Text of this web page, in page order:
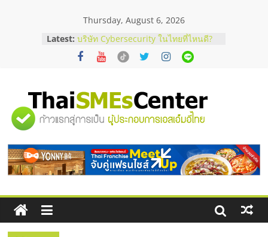
Thursday, August 6, 2026
Latest: บริษัท Cybersecurity ในไทยที่ไหนดี?
วิธีเลือกผู้ให้บริการให้คุ้มค่าและตอบ
โจทย์ธุรกิจ
สัมมนาออนไลน์ โอกาสบริหารสถานี
บริการน้ำมัน Shell
สัมมนาลงทุน แฟรนไชส์ยอนนี่
ไชส์ ครั้งที่ 8
ร้านเครื่องเสียงคุณภาพสูง พร้อม
โซลูชันระบบภาพและเสียง
"ศูนย์
รวม
ข้อมูล
ธุรกิจ